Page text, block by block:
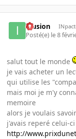
Illusion
Posté(e) le 8
salut tout le monde
je vais acheter un
qui utilise les
mais moi je m'y
memoire
alors je voulais
j'avais reperé celui-ci
http://